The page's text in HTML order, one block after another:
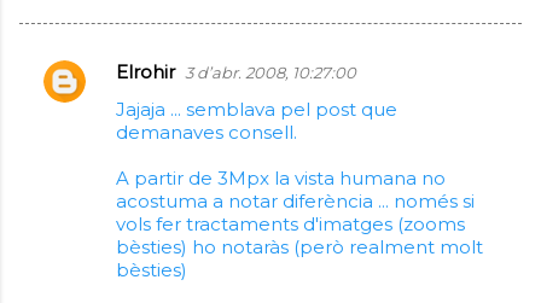
C
Elrohir 3 d’abr. 2008, 10:27:00
Jajaja ... semblava pel post que
demanaves consell.
A partir de 3Mpx la vista humana no
acostuma a notar diferència ... només si
vols fer tractaments d'imatges (zooms
bèsties) ho notaràs (però realment molt
bèsties)